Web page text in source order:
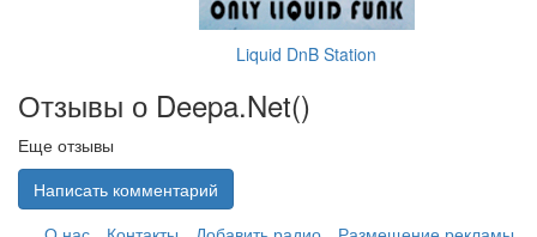
Liquid DnB Station
Отзывы о Deepa.Net()
Еще отзывы
Написать комментарий